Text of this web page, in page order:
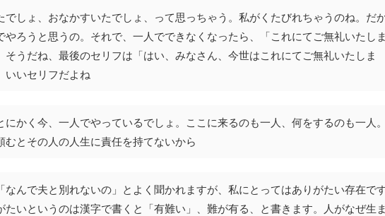
でしょ、おなかすいたでしょ、って思っちゃう。私がくたびれちゃうのね。だ
やろうと思うの。それで、一人でできなくなったら、「これにてご無礼いたしま
そうだね、最後のセリフは「はい、みなさん、今世はこれにてご無礼いたしま
いいセリフだよね
にかく今、一人でやっているでしょ。ここに来るのも一人、何をするのも一人
むとその人の人生に責任を持てないから
なんで夫と別れないの」とよく聞かれますが、私にとってはありがたい存在です
たいというのは漢字で書くと「有難い」、難が有る、と書きます。人がなぜ生